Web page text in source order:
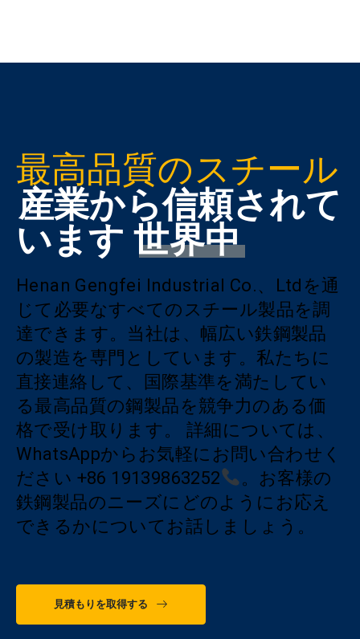
最高品質のスチール
産業から信頼されて
います世界中
Henan Gengfei Industrial Co.、Ltdを通
じて必要なすべてのスチール製品を調
達できます。当社は、幅広い鉄鋼製品
の製造を専門としています。私たちに
直接連絡して、国際基準を満たしてい
る最高品質の鋼製品を競争力のある価
格で受け取ります。 詳細については、
WhatsAppからお気軽にお問い合わせく
ださい +86 19139863252
。お客様の
鉄鋼製品のニーズにどのようにお応え
できるかについてお話しましょう。
見積もりを取得する